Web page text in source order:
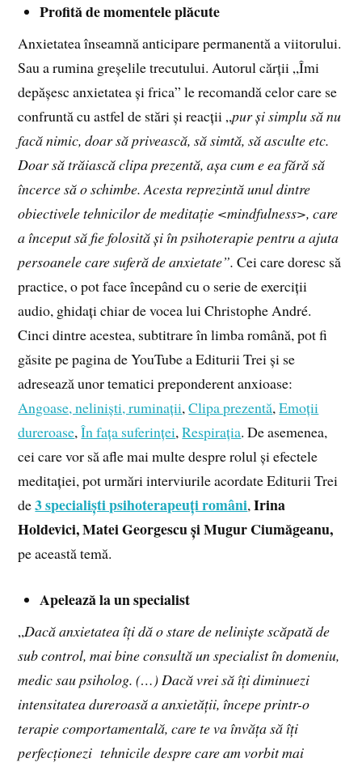
Profită de momentele plăcute
Anxietatea înseamnă anticipare permanentă a viitorului.
Sau a rumina greșelile trecutului. Autorul cărții „Îmi
depășesc anxietatea și frica” le recomandă celor care se
confruntă cu astfel de stări și reacții „pur și simplu să nu
facă nimic, doar să privească, să simtă, să asculte etc.
Doar să trăiască clipa prezentă, așa cum e ea fără să
încerce să o schimbe. Acesta reprezintă unul dintre
obiectivele tehnicilor de meditație <mindfulness>, care
a început să fie folosită și în psihoterapie pentru a ajuta
persoanele care suferă de anxietate”.Cei care doresc să
practice, o pot face începând cu o serie de exerciții
audio, ghidați chiar de vocea lui Christophe André.
Cinci dintre acestea, subtitrare în limba română, pot fi
găsite pe pagina de YouTube a Editurii Trei și se
adresează unor tematici preponderent anxioase:
Angoase, neliniști, ruminații,Clipa prezentă,Emoții
dureroase,În fața suferinței,Respirația. De asemenea,
cei care vor să afle mai multe despre rolul și efectele
meditației, pot urmări interviurile acordate Editurii Trei
de3 specialiști psihoterapeuți români,Irina
Holdevici, Matei Georgescu și Mugur Ciumăgeanu,
pe această temă.
Apelează la un specialist
„Dacă anxietatea îți dă o stare de neliniște scăpată de
sub control, mai bine consultă un specialist în domeniu,
medic sau psiholog. (…) Dacă vrei să îți diminuezi
intensitatea dureroasă a anxietății, începe printr-o
terapie comportamentală, care te va învăța să îți
perfecționezi tehnicile despre care am vorbit mai